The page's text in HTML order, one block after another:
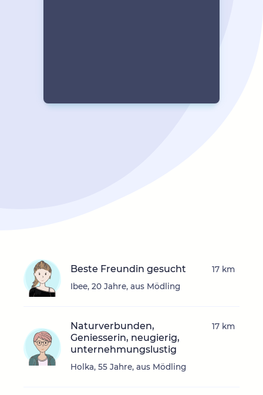
Beste Freundin gesucht
Ibee, 20 Jahre, aus Mödling
17 km
Naturverbunden,
Geniesserin, neugierig,
unternehmungslustig
Holka, 55 Jahre, aus Mödling
17 km